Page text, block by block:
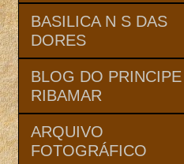
BASILICA N S DAS
DORES
BLOG DO PRINCIPE
RIBAMAR
ARQUIVO
FOTOGRÁFICO